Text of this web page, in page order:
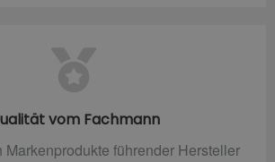
vom Fachmann
führender Hersteller